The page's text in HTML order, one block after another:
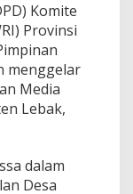
Komite
Provinsi
menggelar
Media
Lebak,
dalam
Desa